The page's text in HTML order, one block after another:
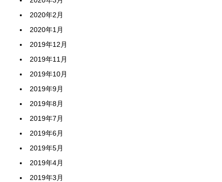
2020年2月
2020年1月
2019年12月
2019年11月
2019年10月
2019年9月
2019年8月
2019年7月
2019年6月
2019年5月
2019年4月
2019年3月